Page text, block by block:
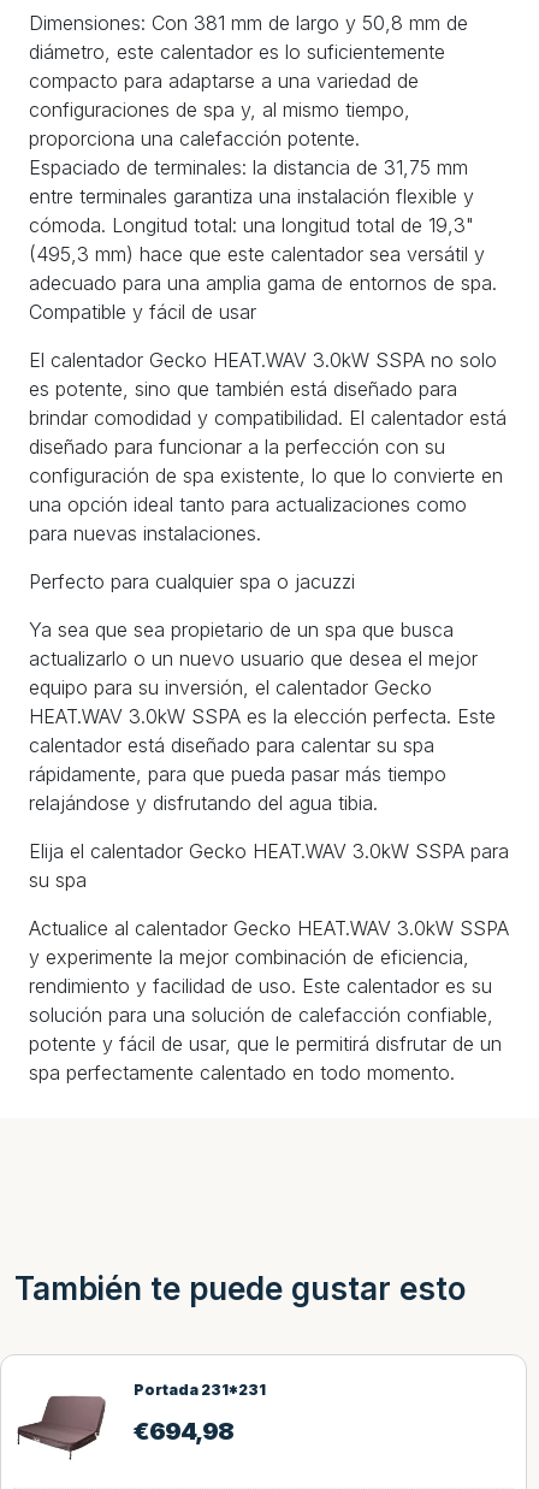
Dimensiones: Con 381 mm de largo y 50,8 mm de
diámetro, este calentador es lo suficientemente
compacto para adaptarse a una variedad de
configuraciones de spa y, al mismo tiempo,
proporciona una calefacción potente.
Espaciado de terminales: la distancia de 31,75 mm
entre terminales garantiza una instalación flexible y
cómoda. Longitud total: una longitud total de 19,3"
(495,3 mm) hace que este calentador sea versátil y
adecuado para una amplia gama de entornos de spa.
Compatible y fácil de usar
El calentador Gecko HEAT.WAV 3.0kW SSPA no solo
es potente, sino que también está diseñado para
brindar comodidad y compatibilidad. El calentador está
diseñado para funcionar a la perfección con su
configuración de spa existente, lo que lo convierte en
una opción ideal tanto para actualizaciones como
para nuevas instalaciones.
Perfecto para cualquier spa o jacuzzi
Ya sea que sea propietario de un spa que busca
actualizarlo o un nuevo usuario que desea el mejor
equipo para su inversión, el calentador Gecko
HEAT.WAV 3.0kW SSPA es la elección perfecta. Este
calentador está diseñado para calentar su spa
rápidamente, para que pueda pasar más tiempo
relajándose y disfrutando del agua tibia.
Elija el calentador Gecko HEAT.WAV 3.0kW SSPA para
su spa
Actualice al calentador Gecko HEAT.WAV 3.0kW SSPA
y experimente la mejor combinación de eficiencia,
rendimiento y facilidad de uso. Este calentador es su
solución para una solución de calefacción confiable,
potente y fácil de usar, que le permitirá disfrutar de un
spa perfectamente calentado en todo momento.
También te puede gustar esto
Portada 231*231
€694,98